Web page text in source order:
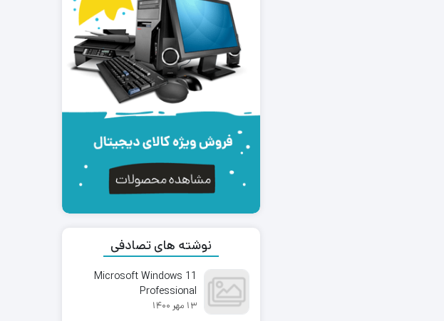
نوشته های تصادفی
Microsoft Windows 11
Professional
13 مهر 1400